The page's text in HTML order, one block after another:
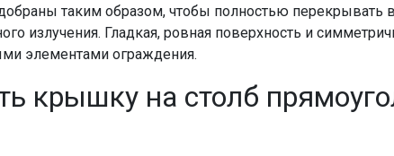
таким образом, чтобы полностью
излучения. Гладкая, ровная поверхность и
элементами ограждения.
крышку на столб